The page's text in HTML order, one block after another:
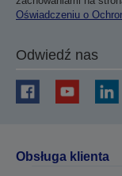
Oświadczeniu o
Odwiedź nas
Obsługa klienta